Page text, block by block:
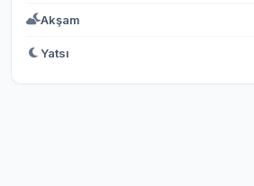
Akşam
Yatsı